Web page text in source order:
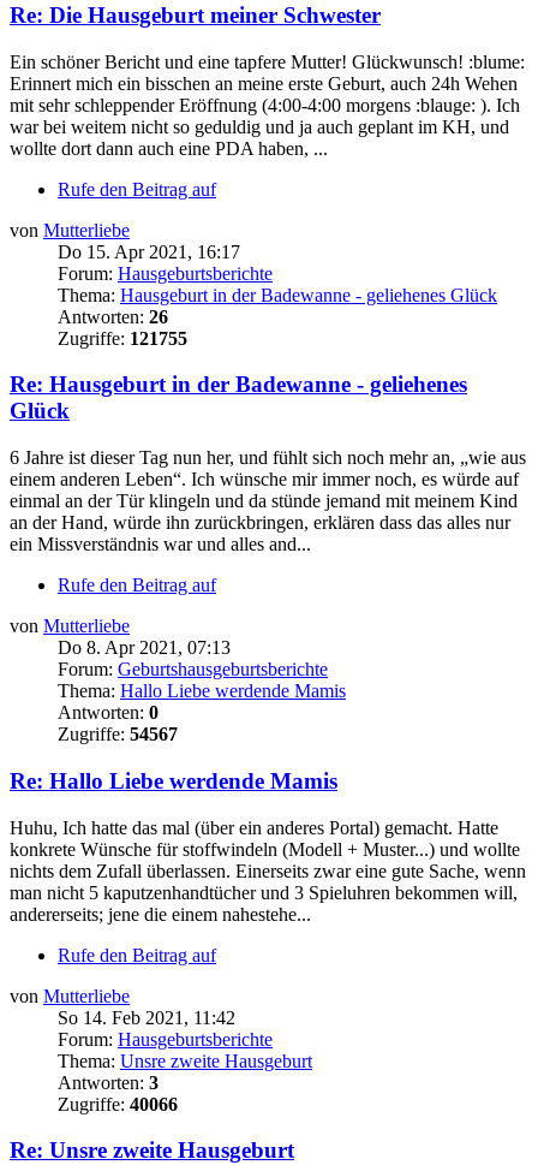
Re: Die Hausgeburt meiner Schwester
Ein schöner Bericht und eine tapfere Mutter! Glückwunsch! :blume:
Erinnert mich ein bisschen an meine erste Geburt, auch 24h Wehen
mit sehr schleppender Eröffnung (4:00-4:00 morgens :blauge: ). Ich
war bei weitem nicht so geduldig und ja auch geplant im KH, und
wollte dort dann auch eine PDA haben, ...
Rufe den Beitrag auf
von Mutterliebe
Do 15. Apr 2021, 16:17
Forum: Hausgeburtsberichte
Thema: Hausgeburt in der Badewanne - geliehenes Glück
Antworten: 26
Zugriffe: 121755
Re: Hausgeburt in der Badewanne - geliehenes
Glück
6 Jahre ist dieser Tag nun her, und fühlt sich noch mehr an, „wie aus
einem anderen Leben“. Ich wünsche mir immer noch, es würde auf
einmal an der Tür klingeln und da stünde jemand mit meinem Kind
an der Hand, würde ihn zurückbringen, erklären dass das alles nur
ein Missverständnis war und alles and...
Rufe den Beitrag auf
von Mutterliebe
Do 8. Apr 2021, 07:13
Forum: Geburtshausgeburtsberichte
Thema: Hallo Liebe werdende Mamis
Antworten: 0
Zugriffe: 54567
Re: Hallo Liebe werdende Mamis
Huhu, Ich hatte das mal (über ein anderes Portal) gemacht. Hatte
konkrete Wünsche für stoffwindeln (Modell + Muster...) und wollte
nichts dem Zufall überlassen. Einerseits zwar eine gute Sache, wenn
man nicht 5 kaputzenhandtücher und 3 Spieluhren bekommen will,
andererseits; jene die einem nahestehe...
Rufe den Beitrag auf
von Mutterliebe
So 14. Feb 2021, 11:42
Forum: Hausgeburtsberichte
Thema: Unsre zweite Hausgeburt
Antworten: 3
Zugriffe: 40066
Re: Unsre zweite Hausgeburt